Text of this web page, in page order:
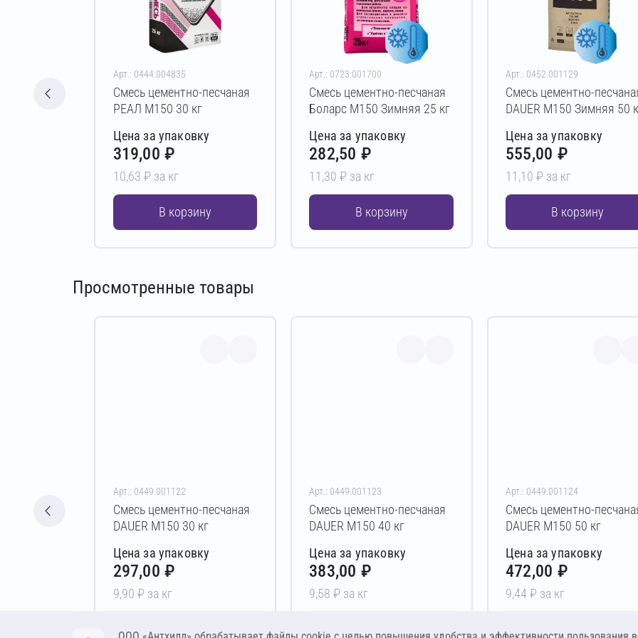
Арт.: 0444.004835
Смесь цементно-песчаная
РЕАЛ М150 30 кг
Цена за упаковку
319,00 ₽
10,63 ₽ за кг
В корзину
Арт.: 0723.001700
Смесь цементно-песчаная
Боларс М150 Зимняя 25 кг
Цена за упаковку
282,50 ₽
11,30 ₽ за кг
В корзину
Арт.: 0452.001129
Смесь цементно-
DAUER М150 Зимняя 50
Цена за упаковку
555,00 ₽
11,10 ₽ за кг
В корзину
Просмотренные товары
Арт.: 0449.001122
Смесь цементно-песчаная
DAUER М150 30 кг
Цена за упаковку
297,00 ₽
9,90 ₽ за кг
В корзину
Арт.: 0449.001123
Смесь цементно-песчаная
DAUER М150 40 кг
Цена за упаковку
383,00 ₽
9,58 ₽ за кг
Арт.: 0449.001124
Смесь цементно-
DAUER М150 50 кг
Цена за упаковку
472,00 ₽
9,44 ₽ за кг